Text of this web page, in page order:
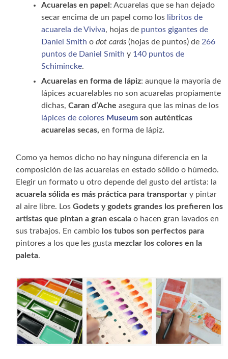
Acuarelas en papel : Acuarelas que se han dejado
secar encima de un papel como los libritos de
acuarela de Viviva, hojas de puntos gigantes de
Daniel Smith odot cards (hojas de puntos) de 266
puntos de Daniel Smith y 140 puntos de
Schimincke.
Acuarelas en forma de lápiz: aunque la mayoría de
lápices acuarelables no son acuarelas propiamente
dichas,Caran d’Ache asegura que las minas de los
lápices de colores Museum son auténticas
acuarelas secas,en forma de lápiz.
Como ya hemos dicho no hay ninguna diferencia en la
composición de las acuarelas en estado sólido o húmedo.
Elegir un formato u otro depende del gusto del artista: la
acuarela sólida es más práctica para transportar y pintar
al aire libre. LosGodets y godets grandes los prefieren los
artistas que pintan a gran escala o hacen gran lavados en
sus trabajos. En cambio los tubos son perfectos para
pintores a los que les gusta mezclar los colores en la
paleta.